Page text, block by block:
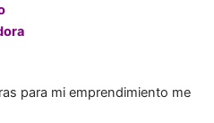
para mi emprendimiento me